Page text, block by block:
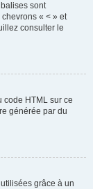
sont
« < » et
consulter le
code HTML sur ce
générée par du
grâce à un